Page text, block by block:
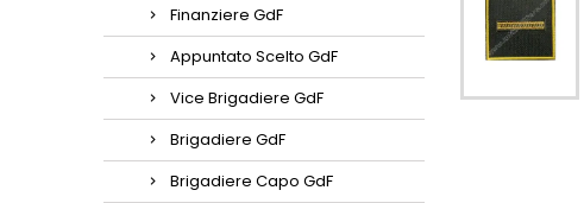
Finanziere GdF
Appuntato Scelto GdF
Vice Brigadiere GdF
Brigadiere GdF
Brigadiere Capo GdF